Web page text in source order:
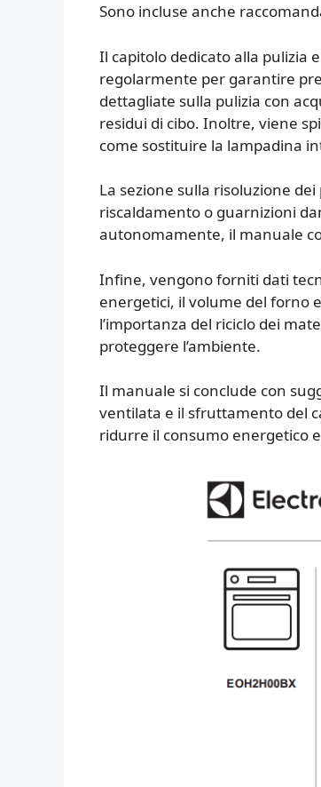
Sono incluse anche
Il capitolo dedicato alla pulizia
regolarmente per garantire
dettagliate sulla pulizia con
residui di cibo. Inoltre, viene
come sostituire la lampadina
La sezione sulla risoluzione
riscaldamento o guarnizioni
autonomamente, il manuale
Infine, vengono forniti dati
energetici, il volume del forno
l’importanza del riciclo dei
proteggere l’ambiente.
Il manuale si conclude con
ventilata e il sfruttamento del
ridurre il consumo energetico